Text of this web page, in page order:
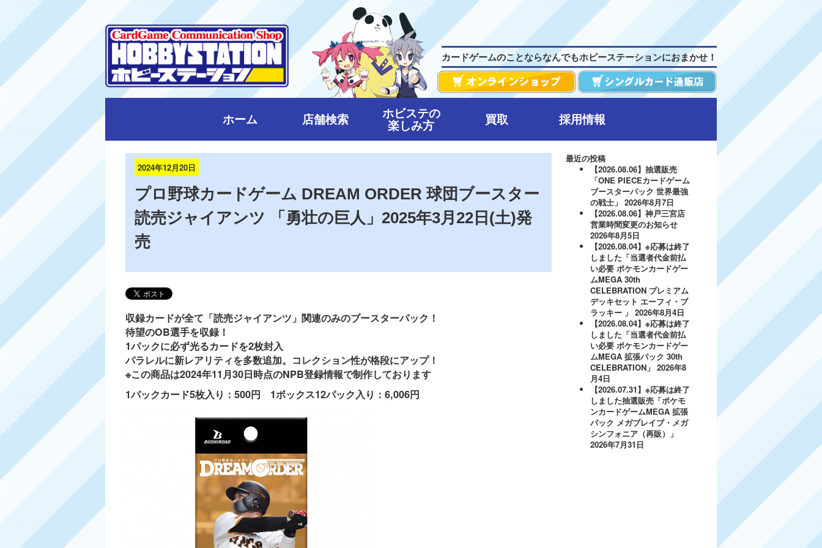
カードゲームのことならなんでもホビーステーションにおまかせ！
ホーム 店舗検索 ホビステの
楽しみ方 買取 採用情報
2024年12月20日
プロ野球カードゲーム DREAM ORDER 球団ブースター
読売ジャイアンツ 「勇壮の巨人」2025年3月22日(土)発
売
収録カードが全て「読売ジャイアンツ」関連のみのブースターパック！
待望のOB選手を収録！
1パックに必ず光るカードを2枚封入
パラレルに新レアリティを多数追加。コレクション性が格段にアップ！
※この商品は2024年11月30日時点のNPB登録情報で制作しております
1パックカード5枚入り：500円 1ボックス12パック入り：6,006円
最近の投稿
【2026.08.06】抽選販売
「ONE PIECEカードゲーム
ブースターパック 世界最強
の戦士」 2026年8月7日
【2026.08.06】神戸三宮店
営業時間変更のお知らせ
2026年8月5日
【2026.08.04】※応募は終了
しました「当選者代金前払
い必要 ポケモンカードゲー
ムMEGA 30th
CELEBRATION プレミアム
デッキセット エーフィ・ブ
ラッキー 」 2026年8月4日
【2026.08.04】※応募は終了
しました「当選者代金前払
い必要 ポケモンカードゲー
ムMEGA 拡張パック 30th
CELEBRATION」 2026年8
月4日
【2026.07.31】※応募は終了
しました抽選販売「ポケモ
ンカードゲームMEGA 拡張
パック メガブレイブ・メガ
シンフォニア（再販）」
2026年7月31日